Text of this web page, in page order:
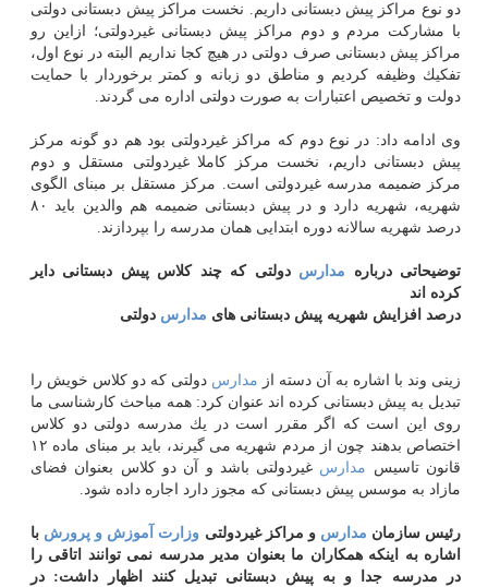
دو نوع مراكز پیش دبستانی داریم. نخست مراكز پیش دبستانی دولتی
با مشاركت مردم و دوم مراكز پیش دبستانی غیردولتی؛ ازاین رو
مراكز پیش دبستانی صرف دولتی در هیچ كجا نداریم البته در نوع اول،
تفكیك وظیفه كردیم و مناطق دو زبانه و كمتر برخوردار با حمایت
دولت و تخصیص اعتبارات به صورت دولتی اداره می گردند.
وی ادامه داد: در نوع دوم كه مراكز غیردولتی بود هم دو گونه مركز
پیش دبستانی داریم، نخست مركز كاملا غیردولتی مستقل و دوم
مركز ضمیمه مدرسه غیردولتی است. مركز مستقل بر مبنای الگوی
شهریه، شهریه دارد و در پیش دبستانی ضمیمه هم والدین باید ۸۰
درصد شهریه سالانه دوره ابتدایی همان مدرسه را بپردازند.
توضیحاتی درباره مدارس دولتی كه چند كلاس پیش دبستانی دایر
كرده اند
درصد افزایش شهریه پیش دبستانی های مدارس دولتی
زینی وند با اشاره به آن دسته از مدارس دولتی كه دو كلاس خویش را
تبدیل به پیش دبستانی كرده اند عنوان كرد: همه مباحث كارشناسی ما
روی این است كه اگر مقرر است در یك مدرسه دولتی دو كلاس
اختصاص بدهند چون از مردم شهریه می گیرند، باید بر مبنای ماده ۱۲
قانون تاسیس مدارس غیردولتی باشد و آن دو كلاس بعنوان فضای
مازاد به موسس پیش دبستانی كه مجوز دارد اجاره داده شود.
رئیس سازمان مدارس و مراكز غیردولتی وزارت آموزش و پرورش با
اشاره به اینكه همكاران ما بعنوان مدیر مدرسه نمی توانند اتاقی را
در مدرسه جدا و به پیش دبستانی تبدیل كنند اظهار داشت: در